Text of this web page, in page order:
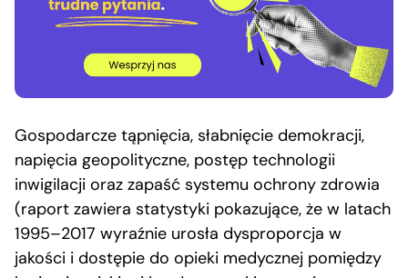
Gospodarcze tąpnięcia, słabnięcie demokracji,
napięcia geopolityczne, postęp technologii
inwigilacji oraz zapaść systemu ochrony zdrowia
(raport zawiera statystyki pokazujące, że w latach
1995–2017 wyraźnie urosła dysproporcja w
jakości i dostępie do opieki medycznej pomiędzy